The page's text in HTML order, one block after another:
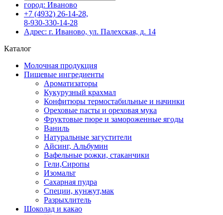
город: Иваново
+7 (4932) 26-14-28,
8-930-330-14-28
Адрес: г. Иваново, ул. Палехская, д. 14
Каталог
Молочная продукция
Пищевые ингредиенты
Ароматизаторы
Кукурузный крахмал
Конфитюры термостабильные и начинки
Ореховые пасты и ореховая мука
Фруктовые пюре и замороженные ягоды
Ваниль
Натуральные загустители
Айсинг, Альбумин
Вафельные рожки, стаканчики
Гели,Сиропы
Изомальт
Сахарная пудра
Специи, кунжут,мак
Разрыхлитель
Шоколад и какао